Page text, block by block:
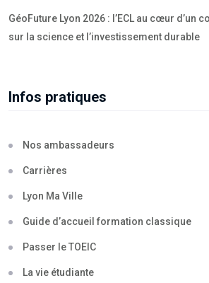
GéoFuture Lyon 2026 : l’ECL au cœur d’un
sur la science et l’investissement durable
Infos pratiques
Nos ambassadeurs
Carrières
Lyon Ma Ville
Guide d’accueil formation classique
Passer le TOEIC
La vie étudiante